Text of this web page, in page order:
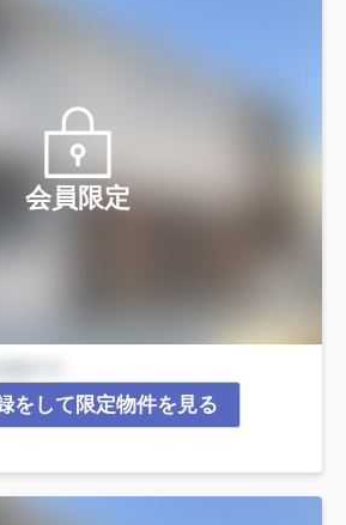
会員限定
をして限定物件を見る